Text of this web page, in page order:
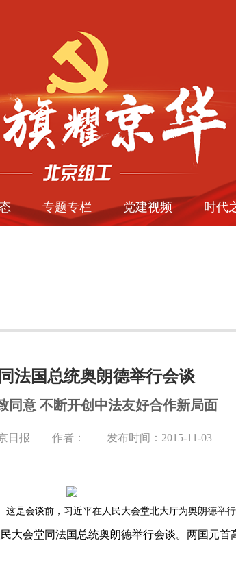
专题专栏 党建视频 时代
法国总统奥朗德举行会谈
同意 不断开创中法友好合作新局面
京日报 作者： 发布时间：2015-11-03
是会谈前，习近平在人民大会堂北大厅为奥朗德举
民大会堂同法国总统奥朗德举行会谈。两国元